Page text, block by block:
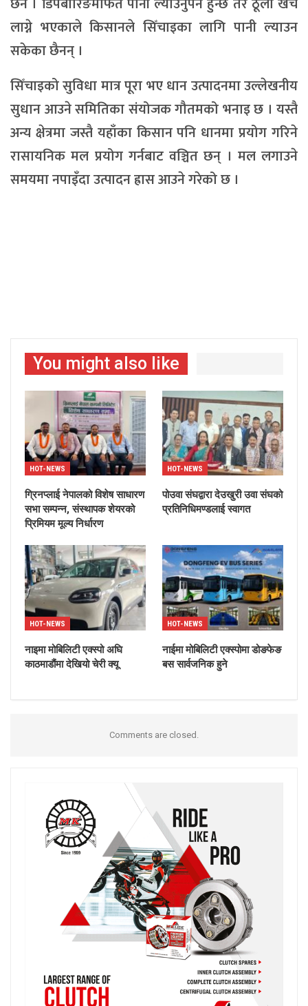
लाग्ने भएकाले किसानले सिँचाइका लागि पानी ल्याउन
सकेका छैनन् ।
सिँचाइको सुविधा मात्र पूरा भए धान उत्पादनमा उल्लेखनीय
सुधान आउने समितिका संयोजक गौतमको भनाइ छ । यस्तै
अन्य क्षेत्रमा जस्तै यहाँका किसान पनि धानमा प्रयोग गरिने
रासायनिक मल प्रयोग गर्नबाट वञ्चित छन् । मल लगाउने
समयमा नपाइँदा उत्पादन ह्रास आउने गरेको छ ।
You might also like
HOT-NEWS
ग्रिनप्लाई नेपालको विशेष साधारण
सभा सम्पन्न, संस्थापक शेयरको
प्रिमियम मूल्य निर्धारण
HOT-NEWS
पोउवा संघद्वारा देउखुरी उवा संघको
प्रतिनिधिमण्डलाई स्वागत
HOT-NEWS
नाइमा मोबिलिटी एक्स्पो अघि
काठमाडौंमा देखियो चेरी क्यू
HOT-NEWS
नाईमा मोबिलिटी एक्स्पोमा डोङफेङ
बस सार्वजनिक हुने
Comments are closed.